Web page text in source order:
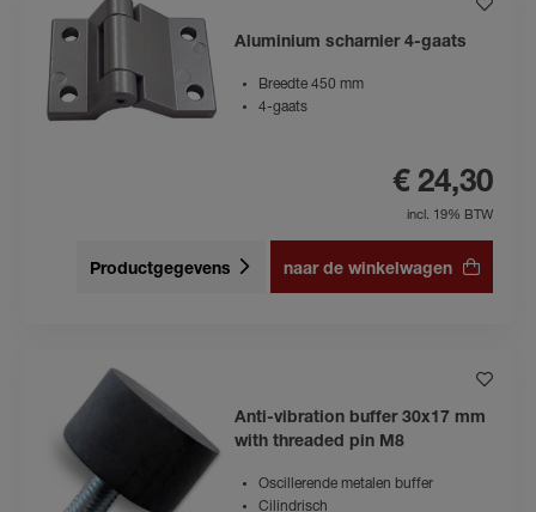
Aluminium scharnier 4-gaats
Breedte 450 mm
4-gaats
€ 24,30
incl. 19% BTW
Productgegevens naar de winkelwagen
Anti-vibration buffer 30x17 mm
with threaded pin M8
Oscillerende metalen buffer
Cilindrisch